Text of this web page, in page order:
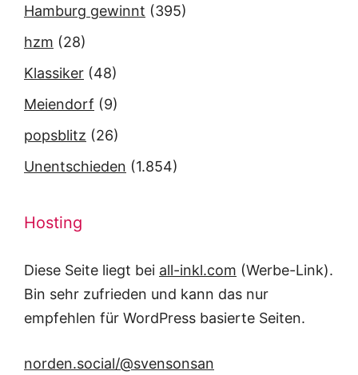
Hamburg gewinnt (395)
hzm (28)
Klassiker (48)
Meiendorf (9)
popsblitz (26)
Unentschieden (1.854)
Hosting
Diese Seite liegt bei all-inkl.com (Werbe-Link).
Bin sehr zufrieden und kann das nur
empfehlen für WordPress basierte Seiten.
norden.social/@svensonsan